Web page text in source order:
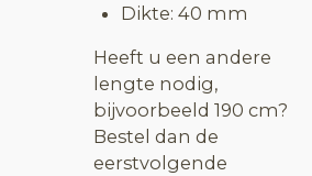
Dikte: 40 mm
Heeft u een andere
lengte nodig,
bijvoorbeeld 190 cm?
Bestel dan de
eerstvolgende